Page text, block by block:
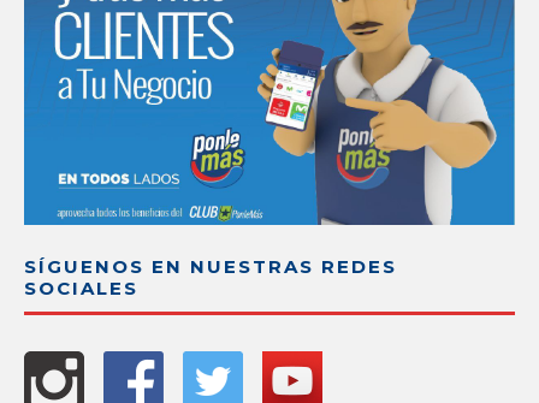
SÍGUENOS EN NUESTRAS REDES
SOCIALES